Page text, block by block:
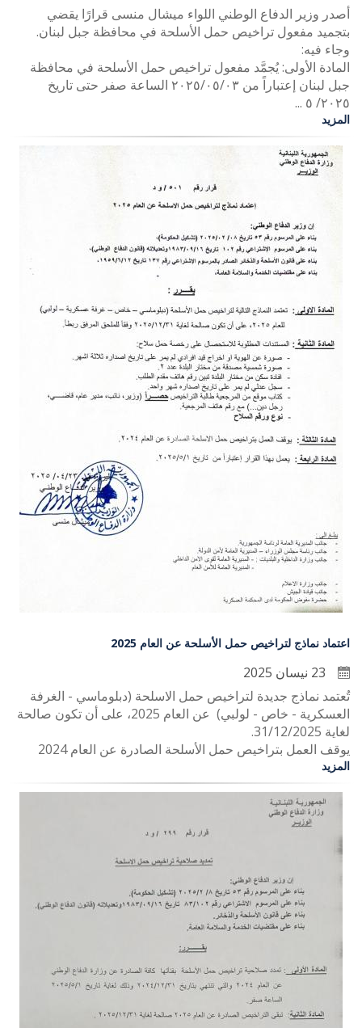
أ‏صدر وزير الدفاع الوطني اللواء ميشال منسى قرارًا يقضي
بتجميد مفعول تراخيص حمل الأسلحة في محافظة جبل لبنان.
وجاء فيه:
المادة الأولى: يُجمَّد مفعول تراخيص حمل الأسلحة في محافظة
جبل لبنان إعتباراً من ٢٠٢٥/٠٥/٠٣ الساعة صفر حتى تاريخ
٢٠٢٥/ ٥ ...
المزيد
اعتماد نماذج لتراخيص حمل الأسلحة عن العام 2025
تُعتمد نماذج جديدة لتراخيص حمل الاسلحة (دبلوماسي - الغرفة
العسكرية - خاص - لولبي) عن العام 2025، على أن تكون صالحة
لغاية 31/12/2025.
يوقف العمل بتراخيص حمل الأسلحة الصادرة عن العام 2024
المزيد